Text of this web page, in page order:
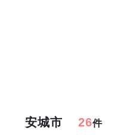
安城市 26件